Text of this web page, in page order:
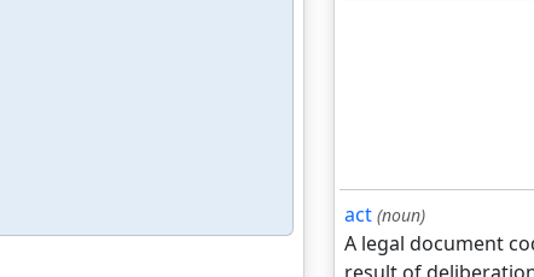
act (noun)
A legal document